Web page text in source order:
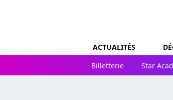
ACTUALITÉS
Billetterie
Star